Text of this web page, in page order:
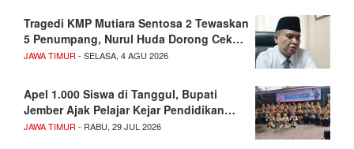
Tragedi KMP Mutiara Sentosa 2 Tewaskan
5 Penumpang, Nurul Huda Dorong Cek…
JAWA TIMUR - SELASA, 4 AGU 2026
Apel 1.000 Siswa di Tanggul, Bupati
Jember Ajak Pelajar Kejar Pendidikan…
JAWA TIMUR - RABU, 29 JUL 2026